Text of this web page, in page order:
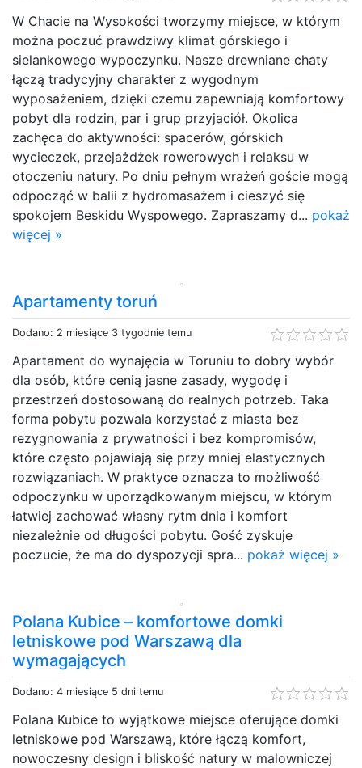
W Chacie na Wysokości tworzymy miejsce, w którym
można poczuć prawdziwy klimat górskiego i
sielankowego wypoczynku. Nasze drewniane chaty
łączą tradycyjny charakter z wygodnym
wyposażeniem, dzięki czemu zapewniają komfortowy
pobyt dla rodzin, par i grup przyjaciół. Okolica
zachęca do aktywności: spacerów, górskich
wycieczek, przejażdżek rowerowych i relaksu w
otoczeniu natury. Po dniu pełnym wrażeń goście mogą
odpocząć w balii z hydromasażem i cieszyć się
spokojem Beskidu Wyspowego. Zapraszamy d... pokaż
więcej »
Apartamenty toruń
Dodano: 2 miesiące 3 tygodnie temu
Apartament do wynajęcia w Toruniu to dobry wybór
dla osób, które cenią jasne zasady, wygodę i
przestrzeń dostosowaną do realnych potrzeb. Taka
forma pobytu pozwala korzystać z miasta bez
rezygnowania z prywatności i bez kompromisów,
które często pojawiają się przy mniej elastycznych
rozwiązaniach. W praktyce oznacza to możliwość
odpoczynku w uporządkowanym miejscu, w którym
łatwiej zachować własny rytm dnia i komfort
niezależnie od długości pobytu. Gość zyskuje
poczucie, że ma do dyspozycji spra... pokaż więcej »
Polana Kubice – komfortowe domki
letniskowe pod Warszawą dla
wymagających
Dodano: 4 miesiące 5 dni temu
Polana Kubice to wyjątkowe miejsce oferujące domki
letniskowe pod Warszawą, które łączą komfort,
nowoczesny design i bliskość natury w malowniczej